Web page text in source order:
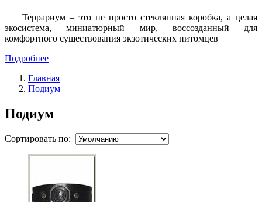
Террариум – это не просто стеклянная коробка, а целая
экосистема, миниатюрный мир, воссозданный для
комфортного существования экзотических питомцев
Подробнее
Главная
Подиум
Подиум
Сортировать по: